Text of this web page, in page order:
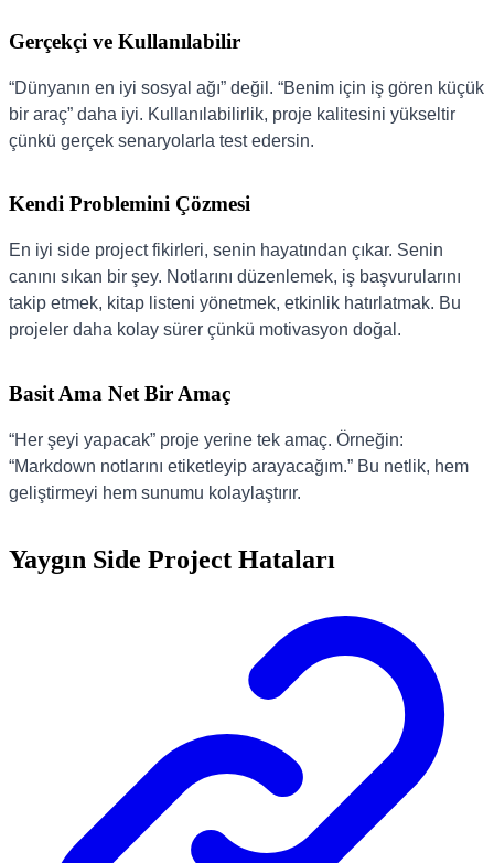
Gerçekçi ve Kullanılabilir
“Dünyanın en iyi sosyal ağı” değil. “Benim için iş gören küçük
bir araç” daha iyi. Kullanılabilirlik, proje kalitesini yükseltir
çünkü gerçek senaryolarla test edersin.
Kendi Problemini Çözmesi
En iyi side project fikirleri, senin hayatından çıkar. Senin
canını sıkan bir şey. Notlarını düzenlemek, iş başvurularını
takip etmek, kitap listeni yönetmek, etkinlik hatırlatmak. Bu
projeler daha kolay sürer çünkü motivasyon doğal.
Basit Ama Net Bir Amaç
“Her şeyi yapacak” proje yerine tek amaç. Örneğin:
“Markdown notlarını etiketleyip arayacağım.” Bu netlik, hem
geliştirmeyi hem sunumu kolaylaştırır.
Yaygın Side Project Hataları